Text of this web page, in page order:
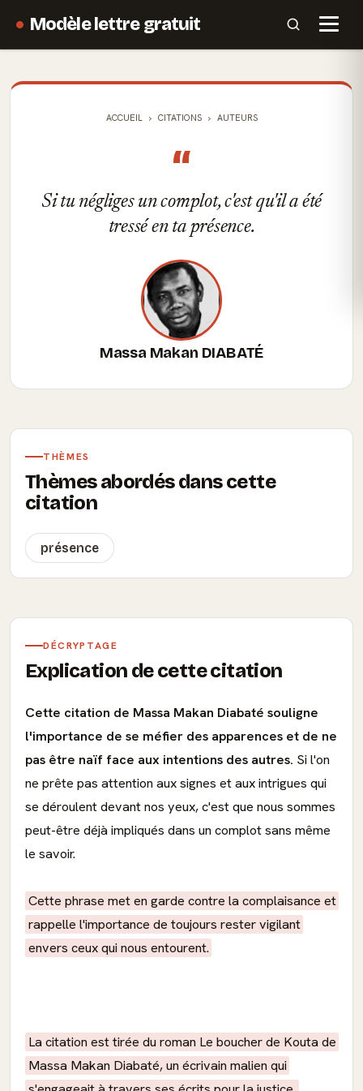
Modèle lettre gratuit
ACCUEIL CITATIONS AUTEURS
“
Si tu négliges un complot, c'est qu'il a été
tressé en ta présence.
Massa Makan DIABATÉ
THÈMES
Thèmes abordés dans cette
citation
présence
DÉCRYPTAGE
Explication de cette citation
Cette citation de Massa Makan Diabaté souligne
l'importance de se méfier des apparences et de ne
pas être naïf face aux intentions des autres. Si l'on
ne prête pas attention aux signes et aux intrigues qui
se déroulent devant nos yeux, c'est que nous sommes
peut-être déjà impliqués dans un complot sans même
le savoir.
Cette phrase met en garde contre la complaisance et
rappelle l'importance de toujours rester vigilant
envers ceux qui nous entourent.
La citation est tirée du roman Le boucher de Kouta de
Massa Makan Diabaté, un écrivain malien qui